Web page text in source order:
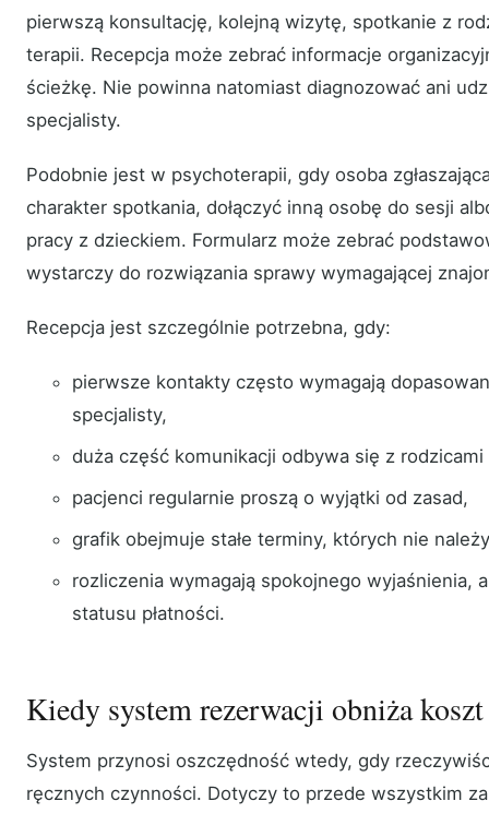
pierwszą konsultację, kolejną wizytę, spotkanie z
terapii. Recepcja może zebrać informacje
ścieżkę. Nie powinna natomiast diagnozować ani
specjalisty.
Podobnie jest w psychoterapii, gdy osoba
charakter spotkania, dołączyć inną osobę do sesji
pracy z dzieckiem. Formularz może zebrać
wystarczy do rozwiązania sprawy wymagającej
Recepcja jest szczególnie potrzebna, gdy:
pierwsze kontakty często wymagają
specjalisty,
duża część komunikacji odbywa się z
pacjenci regularnie proszą o wyjątki od zasad,
grafik obejmuje stałe terminy, których nie
rozliczenia wymagają spokojnego wyjaśnienia,
statusu płatności.
Kiedy system rezerwacji obniża koszt
System przynosi oszczędność wtedy, gdy
ręcznych czynności. Dotyczy to przede wszystkim